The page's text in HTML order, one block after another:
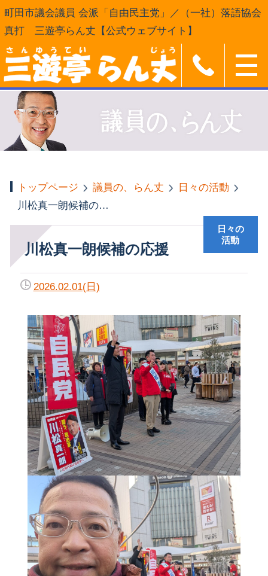
町田市議会議員 会派「自由民主党」／（一社）落語協会
真打 三遊亭らん丈【公式ウェブサイト】
トップページ 議員の、らん丈
日々の活動
川松真一朗候補の応援
川松真一朗候補の応援
日々の
活動
2026.02.01(日)